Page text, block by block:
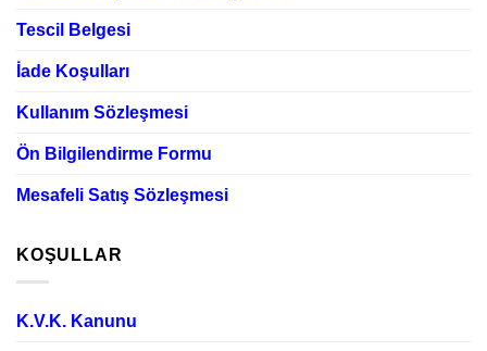
Tescil Belgesi
İade Koşulları
Kullanım Sözleşmesi
Ön Bilgilendirme Formu
Mesafeli Satış Sözleşmesi
KOŞULLAR
K.V.K. Kanunu